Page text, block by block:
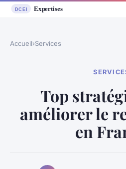
Accueil›Services
Top
améliorer le
en